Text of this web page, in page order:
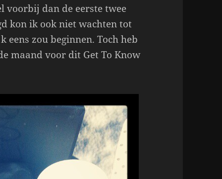
voorbij dan de eerste twee
kon ik ook niet wachten tot
zou beginnen. Toch heb
maand voor dit Get To Know